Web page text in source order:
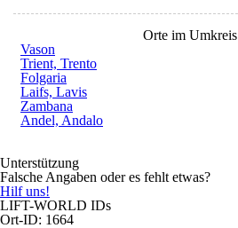
Orte im Umkreis
Vason
Trient, Trento
Folgaria
Laifs, Lavis
Zambana
Andel, Andalo
Unterstützung
Falsche Angaben oder es fehlt etwas?
Hilf uns!
LIFT-WORLD IDs
Ort-ID: 1664